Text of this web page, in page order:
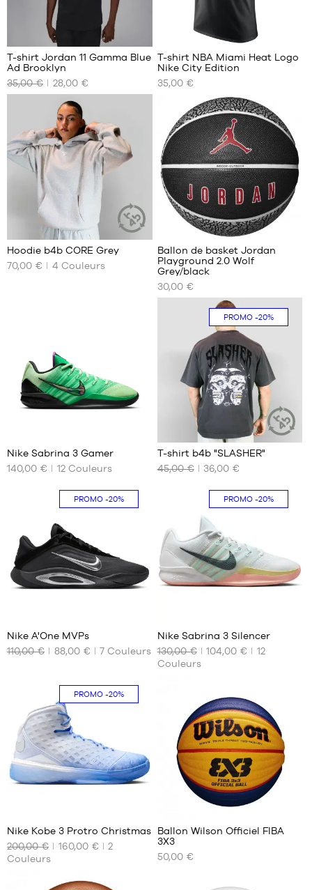
NOS
TAILLES
DISPONIBLES
S
M
T-shirt Jordan 11 Gamma Blue
Ad Brooklyn
35,00 €
28,00 €
NOS
TAILLES
DISPONIBLES
S
M
L
XL
XXL
T-shirt NBA Miami Heat Logo
Nike City Edition
35,00 €
ARTICLE
NOS
XL
XXL
4
Hoodie b4b CORE Grey
70,00 €
4Couleurs
NOS
TAILLES
DISPONIBLES
taille
16
Ballon de basket Jordan
Playground 2.0 Wolf
Grey/black
30,00 €
NOS
DISPONIBLES
41
42
42.5
43
47.5
48
Nike Sabrina 3 Gamer
140,00 €
12Couleurs
PROMO -20%
NOS
DISPONIBLES
M
L
XL
T-shirt b4b "SLASHER"
45,00 €
36,00 €
PROMO-20%
NOS
39
40
Nike A'One MVPs
110,00 €
88,00 € 7 Couleurs
PROMO -20%
NOS
TAILLES
42.5
44
44.5
45
45.5
47.5
Nike Sabrina 3 Silencer
130,00 €
104,00 €
12
Couleurs
PROMO-20%
NOS
TAILLES
Nike Kobe 3 Protro Christmas
200,00 €
160,00 €
2
Couleurs
NOS
TAILLES
Ballon Wilson Officiel FIBA
3X3
50,00 €